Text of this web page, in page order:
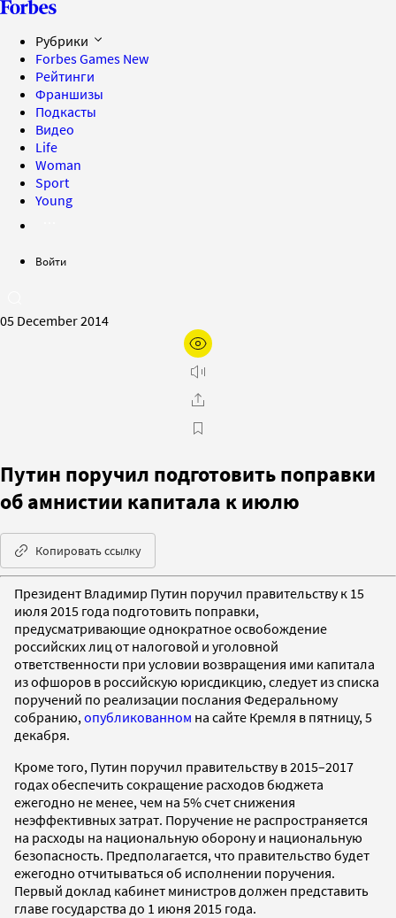
Рубрики
Forbes Games New
Рейтинги
Франшизы
Подкасты
Видео
Life
Woman
Sport
Young
Войти
05 December 2014
Путин поручил подготовить поправки
об амнистии капитала к июлю
Копировать ссылку
Президент Владимир Путин поручил правительству к 15
июля 2015 года подготовить поправки,
предусматривающие однократное освобождение
российских лиц от налоговой и уголовной
ответственности при условии возвращения ими капитала
из офшоров в российскую юрисдикцию, следует из списка
поручений по реализации послания Федеральному
собранию, опубликованном на сайте Кремля в пятницу, 5
декабря.
Кроме того, Путин поручил правительству в 2015–2017
годах обеспечить сокращение расходов бюджета
ежегодно не менее, чем на 5% счет снижения
неэффективных затрат. Поручение не распространяется
на расходы на национальную оборону и национальную
безопасность. Предполагается, что правительство будет
ежегодно отчитываться об исполнении поручения.
Первый доклад кабинет министров должен представить
главе государства до 1 июня 2015 года.